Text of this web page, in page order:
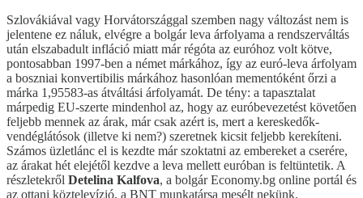
Szlovákiával vagy Horvátországgal szemben nagy változást nem is
jelentene ez náluk, elvégre a bolgár leva árfolyama a rendszerváltás
után elszabadult infláció miatt már régóta az euróhoz volt kötve,
pontosabban 1997-ben a német márkához, így az euró-leva árfolyam
a boszniai konvertibilis márkához hasonlóan mementóként őrzi a
márka 1,95583-as átváltási árfolyamát. De tény: a tapasztalat
márpedig EU-szerte mindenhol az, hogy az euróbevezetést követően
feljebb mennek az árak, már csak azért is, mert a kereskedők-
vendéglátósok (illetve ki nem?) szeretnek kicsit feljebb kerekíteni.
Számos üzletlánc el is kezdte már szoktatni az embereket a cserére,
az árakat hét elejétől kezdve a leva mellett euróban is feltüntetik. A
részletekről Detelina Kalfova, a bolgár Economy.bg online portál és
az ottani köztelevízió, a BNT munkatársa mesélt nekünk.